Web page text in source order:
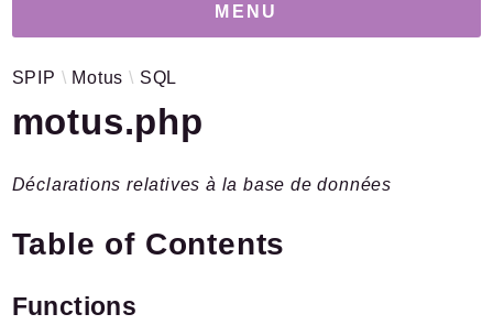
MENU
Version2.2.0(5dbcbd7)
Links
Documentation
SPIP / Motus
SPIP Motus SQL
motus.php
Déclarations relatives à la base de données
Table of Contents
Functions